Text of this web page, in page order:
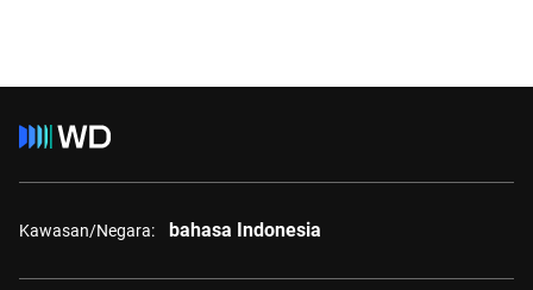
Kawasan/Negara: bahasa Indonesia